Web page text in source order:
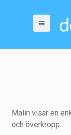
Malin visar en
och överkropp.